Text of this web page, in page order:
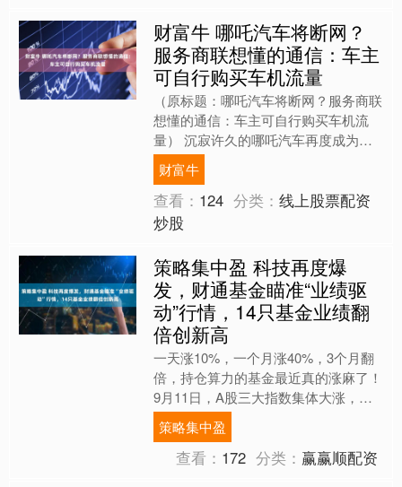
财富牛 哪吒汽车将断网？
服务商联想懂的通信：车主
可自行购买车机流量
（原标题：哪吒汽车将断网？服务商联
想懂的通信：车主可自行购买车机流
量） 沉寂许久的哪吒汽车再度成为舆
论焦点。 9月11日，全国多地哪吒车主
反映收到署名“合众汽车....
财富牛
查看： 124 分类：线上股票配资
炒股
策略集中盈 科技再度爆
发，财通基金瞄准“业绩驱
动”行情，14只基金业绩翻
倍创新高
一天涨10%，一个月涨40%，3个月翻
倍，持仓算力的基金最近真的涨麻了！
9月11日，A股三大指数集体大涨，算
力再次成为主角。光模块、PCB等算
力硬件股集体爆发....
策略集中盈
查看： 172 分类： 赢赢顺配资